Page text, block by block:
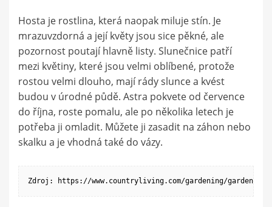
Hosta je rostlina, která naopak miluje stín. Je
mrazuvzdorná a její květy jsou sice pěkné, ale
pozornost poutají hlavně listy. Slunečnice patří
mezi květiny, které jsou velmi oblíbené, protože
rostou velmi dlouho, mají rády slunce a kvést
budou v úrodné půdě. Astra pokvete od července
do října, roste pomalu, ale po několika letech je
potřeba ji omladit. Můžete ji zasadit na záhon nebo
skalku a je vhodná také do vázy.
Zdroj: https://www.countryliving.com/gardening/garden-